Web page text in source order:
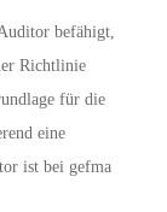
befähigt,
Richtlinie
für die
eine
ist bei gefma